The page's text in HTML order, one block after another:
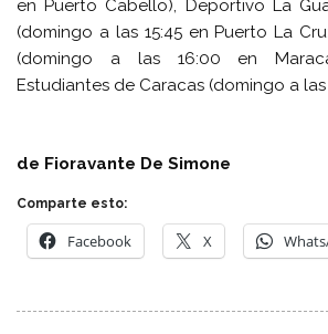
en Puerto Cabello), Deportivo La
(domingo a las 15:45 en Puerto La
(domingo a las 16:00 en
Estudiantes de Caracas (domingo a las
de Fioravante De Simone
Comparte esto:
Facebook X